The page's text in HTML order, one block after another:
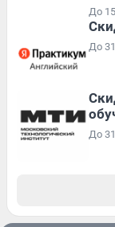
До
До
До